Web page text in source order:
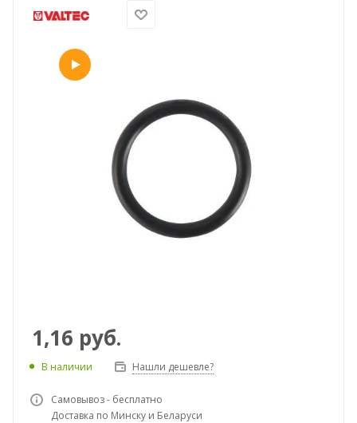
1,16 руб.
В наличии Нашли дешевле?
Самовывоз - бесплатно
Доставка по Минску и Беларуси